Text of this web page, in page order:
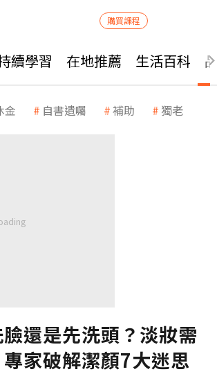
購買課程
續學習 在地推薦 生活百科
金 自書遺囑 補助 獨老
還是先洗頭？淡妝需
家破解潔顏7大迷思